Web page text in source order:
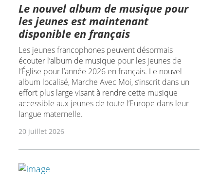
Le nouvel album de musique pour
les jeunes est maintenant
disponible en français
Les jeunes francophones peuvent désormais
écouter l’album de musique pour les jeunes de
l’Église pour l’année 2026 en français. Le nouvel
album localisé, Marche Avec Moi, s’inscrit dans un
effort plus large visant à rendre cette musique
accessible aux jeunes de toute l’Europe dans leur
langue maternelle.
20 juillet 2026